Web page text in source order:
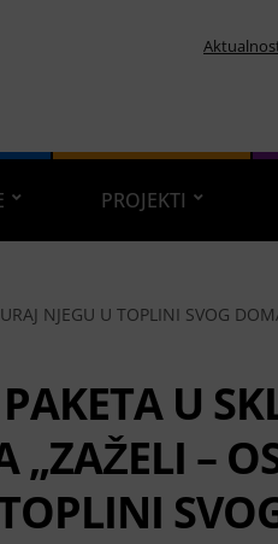
PROJEKTI
NJEGU U TOPLINI SVOG
U
„ZAŽELI –